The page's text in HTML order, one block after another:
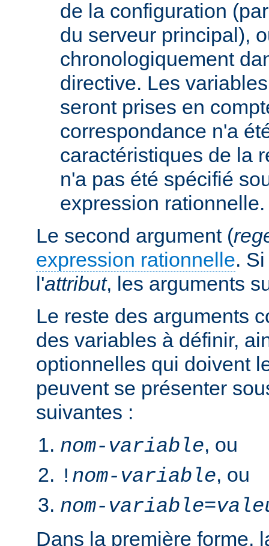
de la configuration
du serveur principal),
chronologiquement
directive. Les
seront prises en
correspondance n'a
caractéristiques de la
n'a pas été spécifié
expression rationnelle.
Le second argument (
expression rationnelle.
l'attribut, les arguments
Le reste des arguments
des variables à définir,
optionnelles qui doivent
peuvent se présenter
suivantes :
nom-variable, ou
! nom-variable, ou
nom-variable=
Dans la première forme,